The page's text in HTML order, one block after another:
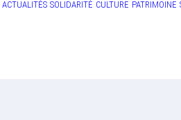
ACTUALITÉS SOLIDARITÉ CULTURE PATRIMOINE